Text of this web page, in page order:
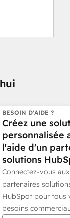
BESOIN D'AIDE ?
Créez une
personnalisée
l'aide d'un
solutions
Connectez-vous aux
partenaires
HubSpot pour tous
besoins